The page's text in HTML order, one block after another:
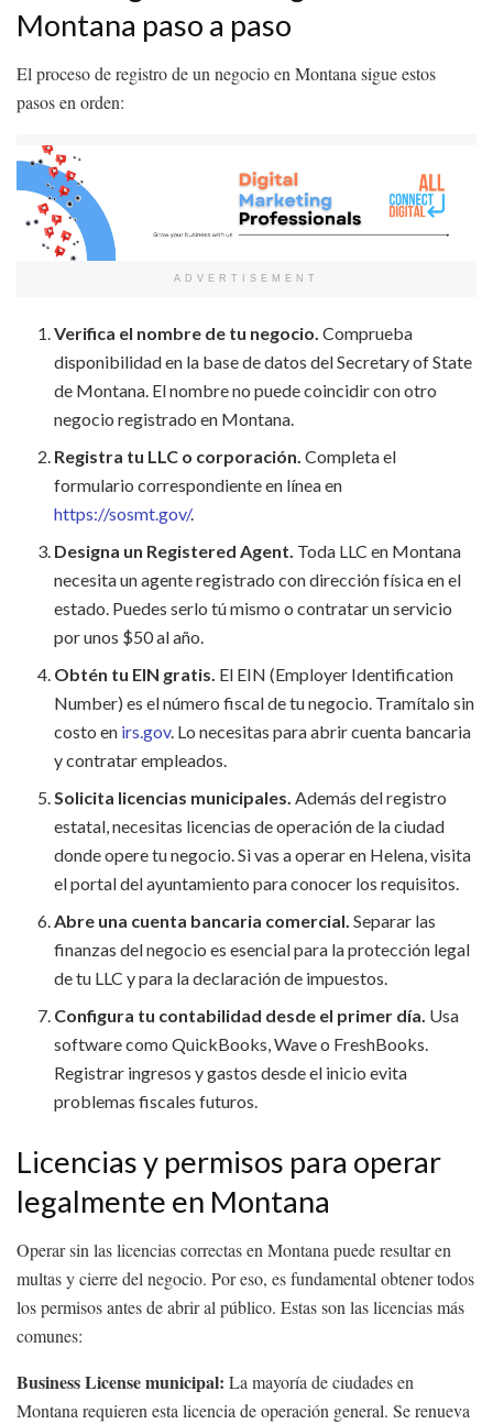
Montana paso a paso
El proceso de registro de un negocio en Montana sigue estos
pasos en orden:
ADVERTISEMENT
Verifica el nombre de tu negocio. Comprueba
disponibilidad en la base de datos del Secretary of State
de Montana. El nombre no puede coincidir con otro
negocio registrado en Montana.
Registra tu LLC o corporación. Completa el
formulario correspondiente en línea en
https://sosmt.gov/.
Designa un Registered Agent. Toda LLC en Montana
necesita un agente registrado con dirección física en el
estado. Puedes serlo tú mismo o contratar un servicio
por unos $50 al año.
Obtén tu EIN gratis. El EIN (Employer Identification
Number) es el número fiscal de tu negocio. Tramítalo sin
costo en irs.gov. Lo necesitas para abrir cuenta bancaria
y contratar empleados.
Solicita licencias municipales. Además del registro
estatal, necesitas licencias de operación de la ciudad
donde opere tu negocio. Si vas a operar en Helena, visita
el portal del ayuntamiento para conocer los requisitos.
Abre una cuenta bancaria comercial. Separar las
finanzas del negocio es esencial para la protección legal
de tu LLC y para la declaración de impuestos.
Configura tu contabilidad desde el primer día. Usa
software como QuickBooks, Wave o FreshBooks.
Registrar ingresos y gastos desde el inicio evita
problemas fiscales futuros.
Licencias y permisos para operar
legalmente en Montana
Operar sin las licencias correctas en Montana puede resultar en
multas y cierre del negocio. Por eso, es fundamental obtener todos
los permisos antes de abrir al público. Estas son las licencias más
comunes:
Business License municipal: La mayoría de ciudades en
Montana requieren esta licencia de operación general. Se renueva